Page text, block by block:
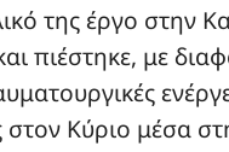
της έργο στην
πιέστηκε, με
Κύριο μέσα